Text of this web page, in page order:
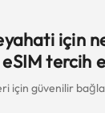
için
tercih
için güvenilir